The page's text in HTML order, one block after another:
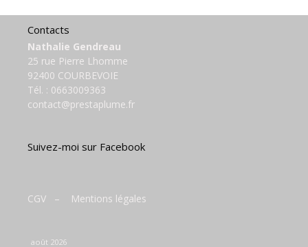
Contacts
Nathalie Gendreau
25 rue Pierre Lhomme
92400 COURBEVOIE
Tél. : 0663009363
contact@prestaplume.fr
Suivez-moi sur Facebook
CGV – Mentions légales
août 2026